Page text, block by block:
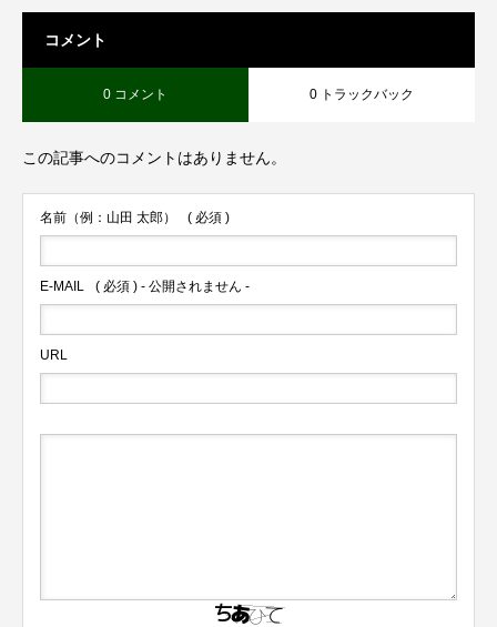
コメント
0 コメント 0 トラックバック
この記事へのコメントはありません。
名前（例：山田 太郎） ( 必須 )
E-MAIL ( 必須 ) - 公開されません -
URL